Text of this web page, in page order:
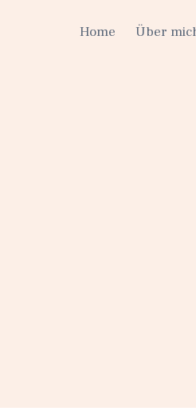
Home Über